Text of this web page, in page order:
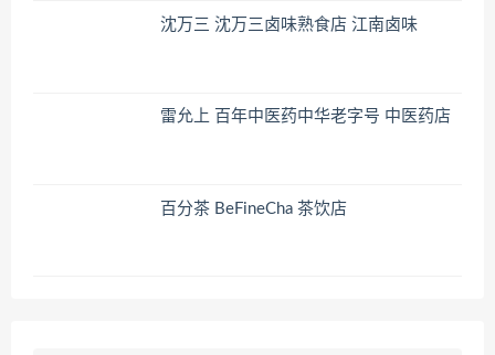
沈万三 沈万三卤味熟食店 江南卤味
雷允上 百年中医药中华老字号 中医药店
百分茶 BeFineCha 茶饮店